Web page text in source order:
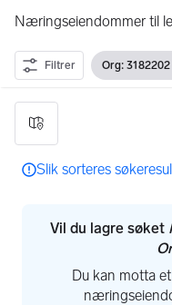
Næringseiendommer til
Filtrer Vis filter
Org: 3182202
0 resultater
Slik sorteres
Vil du lagre søket
Du kan motta